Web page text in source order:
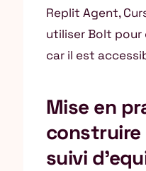
Replit Agent,
utiliser Bolt
car il est
Mise en
construire
suivi